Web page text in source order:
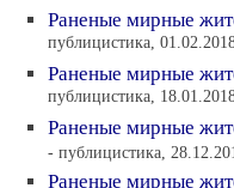
Раненые мирные
публицистика,
Раненые мирные
публицистика,
Раненые мирные
- публицистика,
Раненые мирные